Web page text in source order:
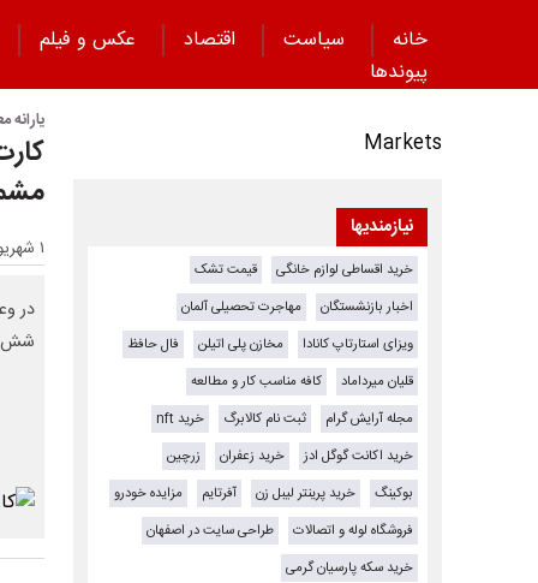
خانه سیاست اقتصاد
عکس و فیلم
پیوند‌ها
یارانه
۱ شهریور ۱۴۰۰ - ۱۵:۵۵
در
شش
Markets
نیازمندیها
خرید اقساطی لوازم خانگی
قیمت تشک
اخبار بازنشستگان
مهاجرت تحصیلی آلمان
ویزای استارتاپ کانادا
مخازن پلی اتیلن
فال حافظ
قلیان میرداماد
کافه مناسب کار و مطالعه
مجله آرایش گرام
ثبت نام کالابرگ
خرید nft
خرید اکانت گوگل ادز
خرید زعفران
زرچین
بوکینگ
خرید پرینتر لیبل زن آفرتایم
مزایده خودرو
فروشگاه لوله و اتصالات
طراحی سایت در اصفهان
خرید سکه پارسیان گرمی